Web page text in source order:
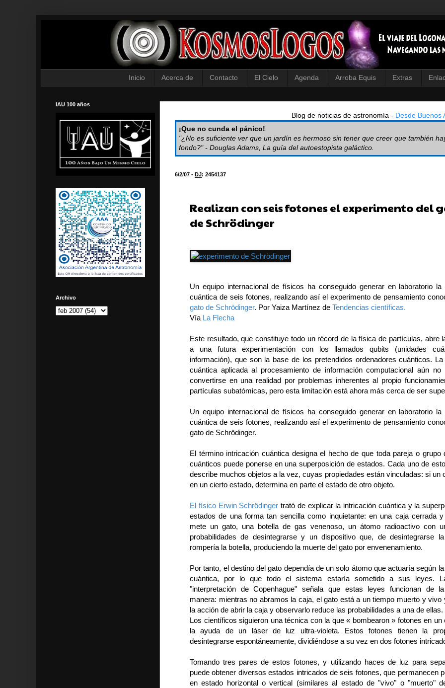
Inicio Acerca de Contacto El Cielo Agenda Arroba Equis Extras
Blog de noticias de astronomía - Desde Buenos
¡Que no cunda el pánico!
"¿No es suficiente ver que un jardín es hermoso sin tener que creer que también
fondo?" - Douglas Adams, La guía del autoestopista galáctico.
6/2/07 - DJ: 2454137
Realizan con seis fotones el experimento del
de Schrödinger
Un equipo internacional de físicos ha conseguido generar en laboratorio la
cuántica de seis fotones, realizando así el experimento de pensamiento
gato de Schrödinger. Por Yaiza Martínez de Tendencias científicas.
Vía La Flecha
Este resultado, que constituye todo un récord de la física de partículas, abre
a una futura experimentación con los llamados qubits (unidades
información), que son la base de los pretendidos ordenadores cuánticos.
cuántica aplicada al procesamiento de información computacional aún no
convertirse en una realidad por problemas inherentes al propio
partículas subatómicas, pero esta limitación está ahora más cerca de ser
Un equipo internacional de físicos ha conseguido generar en laboratorio la
cuántica de seis fotones, realizando así el experimento de pensamiento
gato de Schrödinger.
El término intricación cuántica designa el hecho de que toda pareja o grupo
cuánticos puede ponerse en una superposición de estados. Cada uno de
describe muchos objetos a la vez, cuyas propiedades están vinculadas: si un
en un cierto estado, determina en parte el estado de otro objeto.
El físico Erwin Schrödinger trató de explicar la intricación cuántica y la
estados de una forma tan sencilla como inquietante: en una caja cerrada
mete un gato, una botella de gas venenoso, un átomo radioactivo con
probabilidades de desintegrarse y un dispositivo que, de desintegrarse
rompería la botella, produciendo la muerte del gato por envenenamiento.
Por tanto, el destino del gato dependía de un solo átomo que actuaría según
cuántica, por lo que todo el sistema estaría sometido a sus leyes.
"interpretación de Copenhague" señala que estas leyes funcionan de
manera: mientras no abramos la caja, el gato está a un tiempo muerto y vivo
la acción de abrir la caja y observarlo reduce las probabilidades a una de ellas.
Los científicos siguieron una técnica con la que « bombearon » fotones en un
la ayuda de un láser de luz ultra-violeta. Estos fotones tienen la
desintegrarse espontáneamente, dividiéndose a su vez en dos fotones
Tomando tres pares de estos fotones, y utilizando haces de luz para
puede obtener diversos estados intricados de seis fotones, que permanecen
en estado horizontal o vertical (similares al estado de "vivo" o "muerto"
IAU 100 años
Archivo